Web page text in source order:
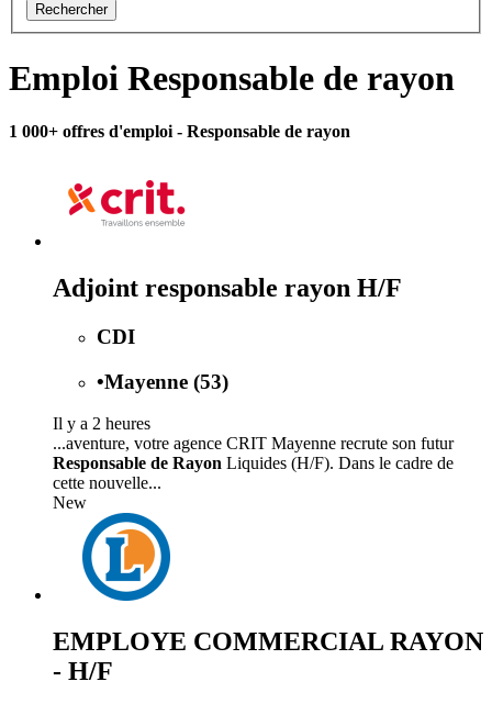
Rechercher
Emploi Responsable de rayon
1 000+ offres d'emploi - Responsable de rayon
Adjoint responsable rayon H/F
CDI
•Mayenne (53)
Il y a 2 heures
...aventure, votre agence CRIT Mayenne recrute son futur
Responsable de Rayon Liquides (H/F). Dans le cadre de
cette nouvelle...
New
EMPLOYE COMMERCIAL RAYON
- H/F